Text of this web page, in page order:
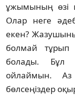
ұжымының өзi
Олар неге
екен?
болмай
болады. Бұл
ойлаймын.
бөлсеңiздер